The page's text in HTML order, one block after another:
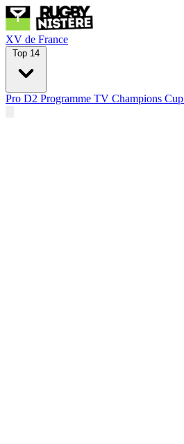
XV de France
Top 14
Pro D2 Programme TV Champions Cup